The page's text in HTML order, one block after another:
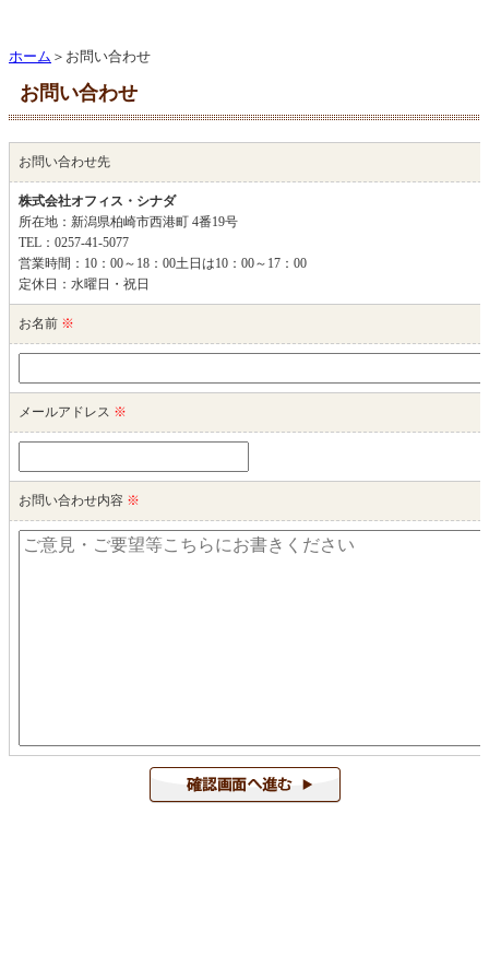
ホーム ＞お問い合わせ
お問い合わせ
お問い合わせ先
株式会社オフィス・シナダ
所在地：新潟県柏崎市西港町 4番19号
TEL：0257-41-5077
営業時間：10：00～18：00土日は10：00～17：00
定休日：水曜日・祝日
お名前 ※
メールアドレス ※
お問い合わせ内容 ※